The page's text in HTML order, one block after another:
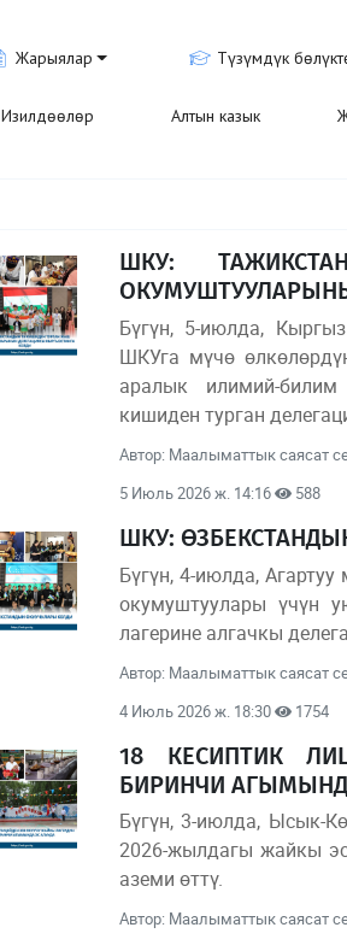
Жарыялар Түзүмдүк
Изилдөөлөр Алтын казык
ШКУ:
Бүгүн, 5-июлда,
ШКУга мүчө
аралык илимий-
кишиден турган
Автор: Маалыматтык саясат
5 Июль 2026 ж. 14:16
588
ШКУ:
Бүгүн, 4-июлда,
окумуштуулары үчүн
лагерине алгачкы
Автор: Маалыматтык саясат
4 Июль 2026 ж. 18:30
1754
18 КЕСИПТИК
БИРИНЧИ
Бүгүн, 3-июлда, Ысык-
2026-жылдагы жайкы
аземи өттү.
Автор: Маалыматтык саясат